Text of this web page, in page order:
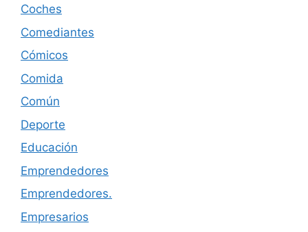
Coches
Comediantes
Cómicos
Comida
Común
Deporte
Educación
Emprendedores
Emprendedores.
Empresarios